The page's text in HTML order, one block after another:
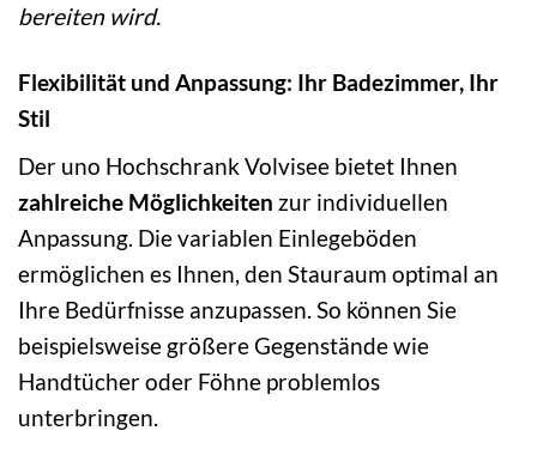
bereiten wird.
Flexibilität und Anpassung: Ihr Badezimmer, Ihr
Stil
Der uno Hochschrank Volvisee bietet Ihnen
zahlreiche Möglichkeiten zur individuellen
Anpassung. Die variablen Einlegeböden
ermöglichen es Ihnen, den Stauraum optimal an
Ihre Bedürfnisse anzupassen. So können Sie
beispielsweise größere Gegenstände wie
Handtücher oder Föhne problemlos
unterbringen.